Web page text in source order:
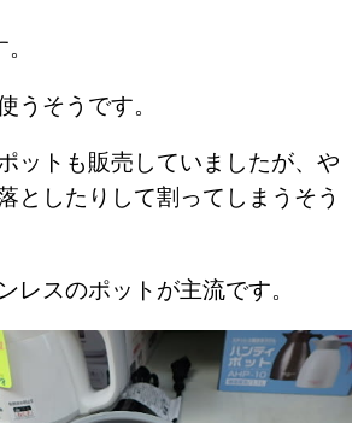
。
うそうです。
ットも販売していましたが、や
としたりして割ってしまうそう
レスのポットが主流です。